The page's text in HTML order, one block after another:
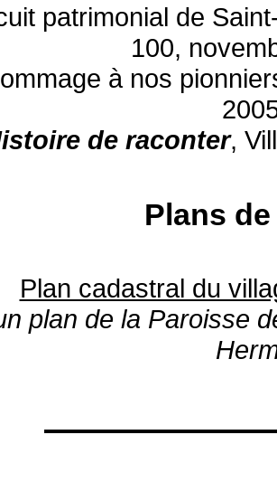
patrimonial de
100,
à nos
de raconter,
Plans
Plan cadastral du
plan de la Paroisse